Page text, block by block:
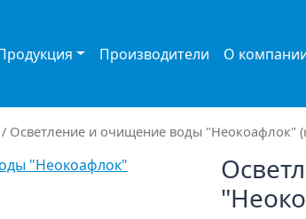
Производители О
/ Осветление и очищение воды "Неокоафлок"